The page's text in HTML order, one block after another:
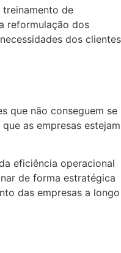
de
reformulação dos
dos clientes
que não conseguem se
as empresas estejam
eficiência operacional
de forma estratégica
das empresas a longo